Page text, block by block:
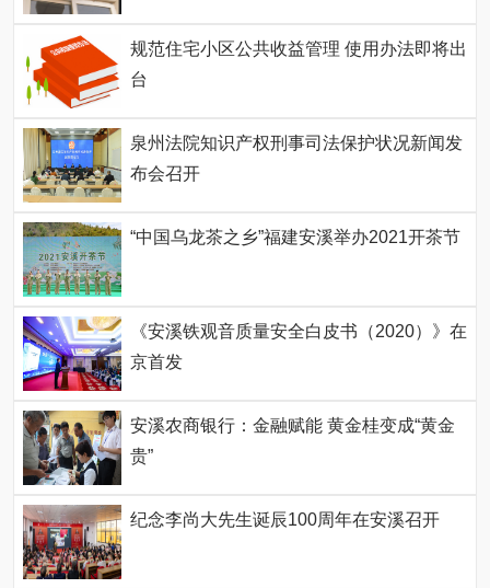
规范住宅小区公共收益管理 使用办法即将出
台
泉州法院知识产权刑事司法保护状况新闻发
布会召开
“中国乌龙茶之乡”福建安溪举办2021开茶节
《安溪铁观音质量安全白皮书（2020）》在
京首发
安溪农商银行：金融赋能 黄金桂变成“黄金
贵”
纪念李尚大先生诞辰100周年在安溪召开